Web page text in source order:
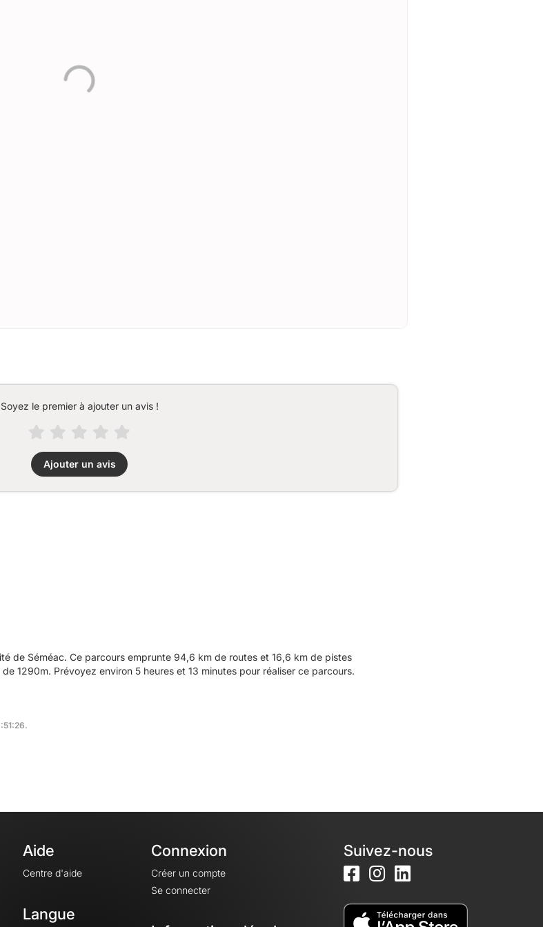
Soyez le premier à ajouter un avis !
Ajouter un avis
de Séméac. Ce parcours emprunte 94,6 km de routes et 16,6 km de pistes
1290m. Prévoyez environ 5 heures et 13 minutes pour réaliser ce parcours.
Aide
Centre d'aide
Langue
Connexion
Créer un compte
Se connecter
Suivez-nous